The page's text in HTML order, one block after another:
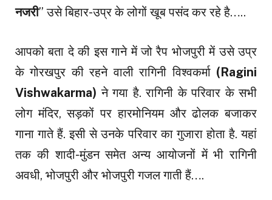
नजरी” उसे बिहार-उप्र के लोगों खूब पसंद कर रहे है…..
आपको बता दे की इस गाने में जो रैप भोजपुरी में उसे उप्र
के गोरखपुर की रहने वाली रागिनी विश्वकर्मा (Ragini
Vishwakarma) ने गया है. रागिनी के परिवार के सभी
लोग मंदिर, सड़कों पर हारमोनियम और ढोलक बजाकर
गाना गाते हैं. इसी से उनके परिवार का गुजारा होता है. यहां
तक की शादी-मुंडन समेत अन्य आयोजनों में भी रागिनी
अवधी, भोजपुरी और भोजपुरी गजल गाती हैं….